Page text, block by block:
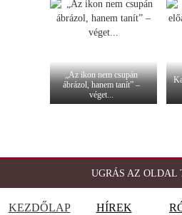
„Az ikon nem csupán
ábrázol, hanem tanít” –
véget...
UGRÁS AZ OLDAL
KEZDŐLAP HÍREK